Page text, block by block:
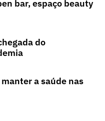
bar, espaço beauty
do
a saúde nas